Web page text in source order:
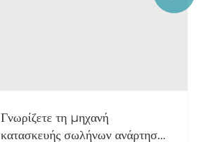
Πλεονεκτήματα της μηχανής
Hollow Block: Τύποι και